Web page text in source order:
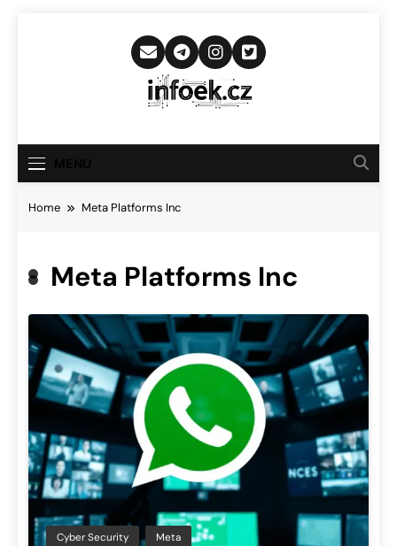
Infoek.cz
Novinkám
Home Meta Platforms Inc
Meta Platforms Inc
Cyber Security Meta